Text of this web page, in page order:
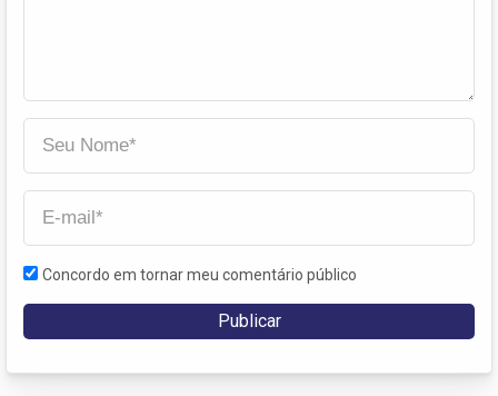
Concordo em tornar meu comentário público